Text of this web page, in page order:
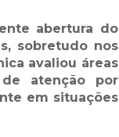
abertura do
sobretudo nos
avaliou áreas
atenção por
em situações